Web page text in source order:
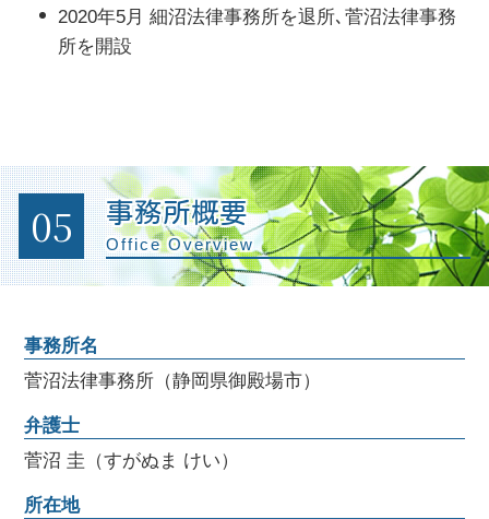
2020年5月 細沼法律事務所を退所､菅沼法律事務
所を開設
05 事務所概要
Office Overview
事務所名
菅沼法律事務所（静岡県御殿場市）
弁護士
菅沼 圭（すがぬま けい）
所在地